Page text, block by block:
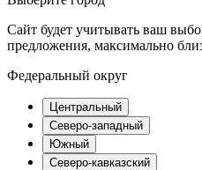
Сайт будет учитывать ваш
предложения, максимально
Федеральный округ
Центральный
Северо-западный
Южный
Северо-кавказский